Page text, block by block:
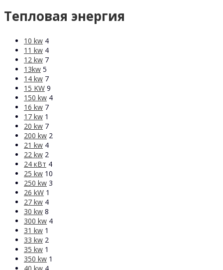
Тепловая энергия
10 kw 4
11 kw 4
12 kw 7
13kw 5
14 kw 7
15 KW 9
150 kw 4
16 kw 7
17 kw 1
20 kw 7
200 kw 2
21 kw 4
22 kw 2
24 кВт 4
25 kw 10
250 kw 3
26 kW 1
27 kw 4
30 kw 8
300 kw 4
31 kw 1
33 kw 2
35 kw 1
350 kw 1